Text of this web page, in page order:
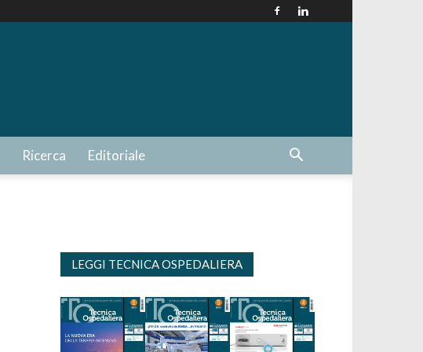
Ricerca Editoriale
LEGGI TECNICA OSPEDALIERA